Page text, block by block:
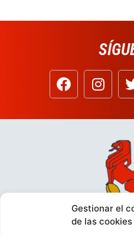
Gestionar el
de las cookies